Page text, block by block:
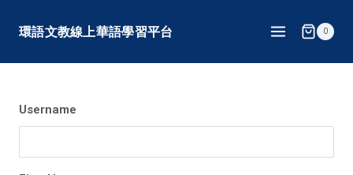
content
環語文教線上華語學習平台 0
Username